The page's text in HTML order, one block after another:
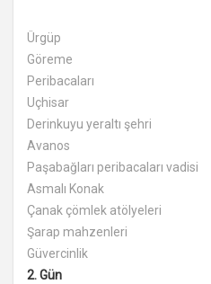
Ürgüp
Göreme
Peribacaları
Uçhisar
Derinkuyu yeraltı şehri
Avanos
Paşabağları peribacaları vadisi
Asmalı Konak
Çanak çömlek atölyeleri
Şarap mahzenleri
Güvercinlik
2. Gün